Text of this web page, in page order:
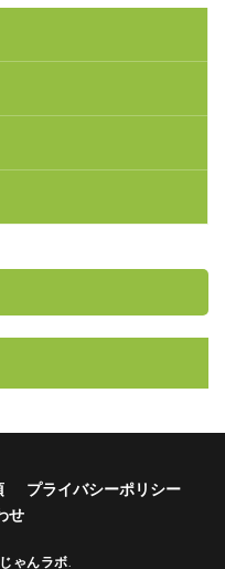
プライバシーポリシー
せ
じゃんラボ